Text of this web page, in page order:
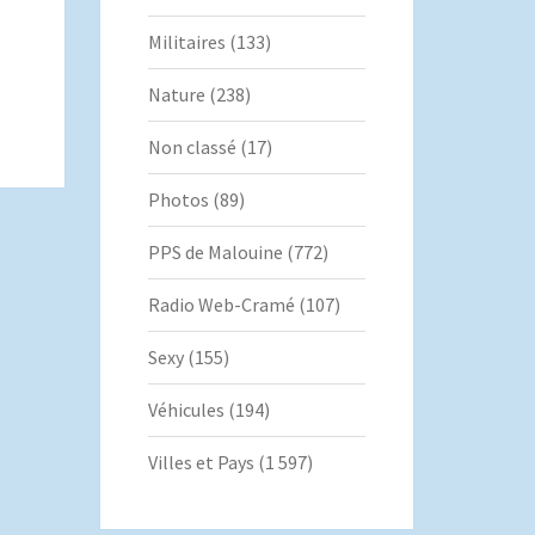
Militaires (133)
Nature (238)
Non classé (17)
Photos (89)
PPS de Malouine (772)
Radio Web-Cramé (107)
Sexy(155)
Véhicules (194)
Villes et Pays (1 597)